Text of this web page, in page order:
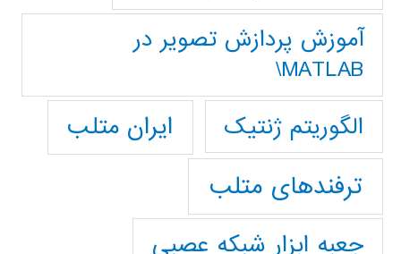
آموزش پردازش تصوير در
MATLAB\
الگوریتم ژنتیک
ایران متلب
ترفندهای متلب
جعبه ابزار شبکه عصبی